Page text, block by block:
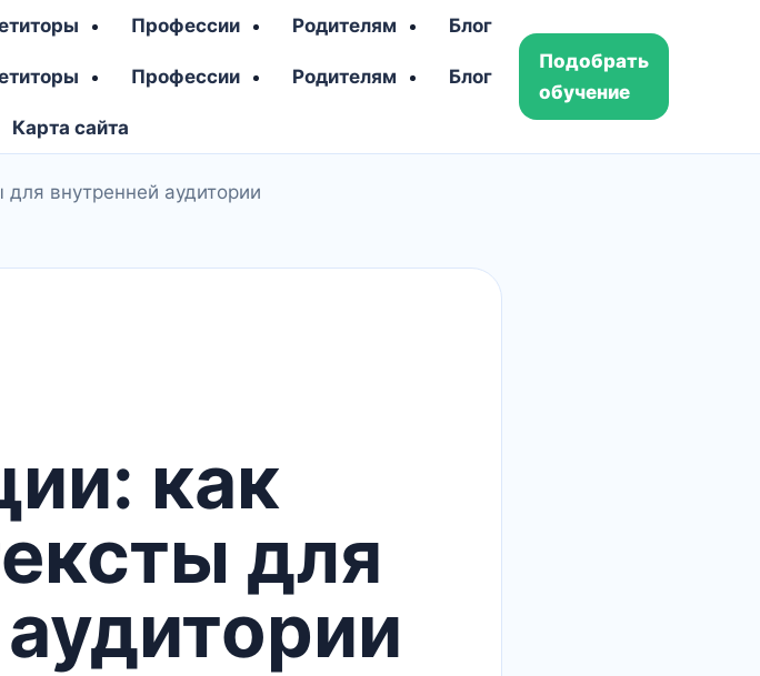
Профессии Родителям Блог
Профессии Родителям Блог
Карта сайта
Подобрать
обучение
внутренней аудитории
как
для